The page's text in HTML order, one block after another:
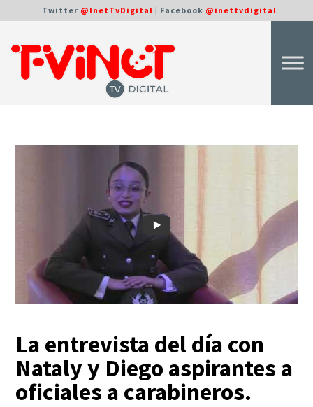
Twitter @InetTvDigital | Facebook @inettvdigital
La entrevista del día con
Nataly y Diego aspirantes a
oficiales a carabineros.